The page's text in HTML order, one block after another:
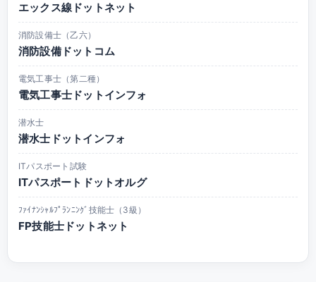
エックス線ドットネット
消防設備士（乙六）
消防設備ドットコム
電気工事士（第二種）
電気工事士ドットインフォ
潜水士
潜水士ドットインフォ
ITパスポート試験
ITパスポートドットオルグ
ﾌｧｲﾅﾝｼｬﾙﾌﾟﾗﾝﾆﾝｸﾞ技能士（3級）
FP技能士ドットネット